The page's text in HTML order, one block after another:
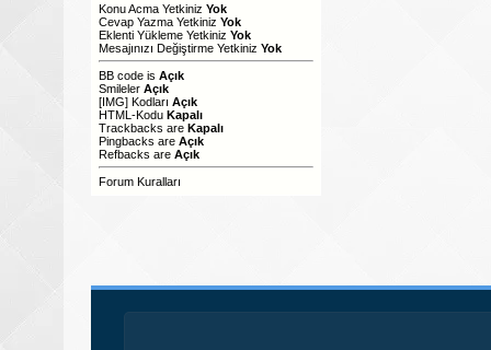
Konu Acma Yetkiniz Yok
Cevap Yazma Yetkiniz Yok
Eklenti Yükleme Yetkiniz Yok
Mesajınızı Değiştirme Yetkiniz Yok
BB code is Açık
Smileler Açık
[IMG] Kodları Açık
HTML-Kodu Kapalı
Trackbacks are Kapalı
Pingbacks are Açık
Refbacks are Açık
Forum Kuralları